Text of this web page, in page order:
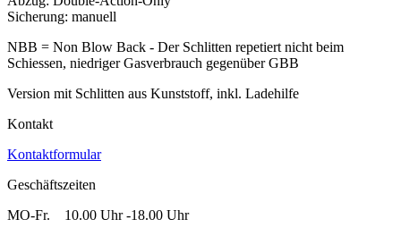
Sicherung: manuell
NBB = Non Blow Back - Der Schlitten repetiert nicht beim
Schiessen, niedriger Gasverbrauch gegenüber GBB
Version mit Schlitten aus Kunststoff, inkl. Ladehilfe
Kontakt
Kontaktformular
Geschäftszeiten
MO-Fr. 10.00 Uhr -18.00 Uhr